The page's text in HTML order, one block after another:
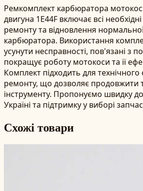
Ремкомплект карбюратора
двигуна 1E44F включає всі
ремонту та відновлення
карбюратора. Використання
усунути несправності, пов'язані з
покращує роботу мотокоси та її
Комплект підходить для
ремонту, що дозволяє продовжити
інструменту. Пропонуємо швидку
Україні та підтримку у виборі
Схожі товари